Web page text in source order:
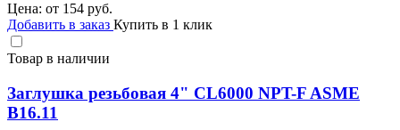
Цена: от 154 руб.
Добавить в заказ Купить в 1 клик
Товар в наличии
Заглушка резьбовая 4" CL6000 NPT-F ASME
B16.11